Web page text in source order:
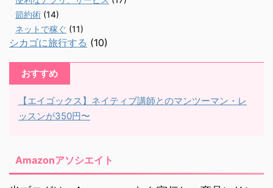
節約術 (14)
ネットで稼ぐ (11)
シカゴに旅行する (10)
おすすめ
【エイゴックス】ネイティブ講師とのマンツーマン・レ
ッスンが350円〜
Amazonアソシエイト